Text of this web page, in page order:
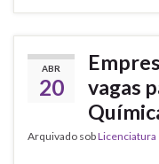
ABR
20
vagas
Arquivado sobLicenciatura